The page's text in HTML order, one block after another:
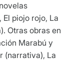
piojo rojo, La
Otras obras en
Marabú y
(narrativa), La